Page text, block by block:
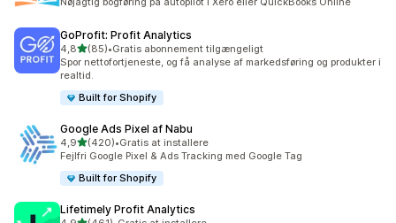
GoProfit: Profit Analytics
4,8ud af 5 stjerner
(85)
85 anmeldelser i alt
•Gratis abonnement tilgængeligt
Spor nettofortjeneste, og få analyse af markedsføring og produkter i
realtid.
Built for Shopify
Google Ads Pixel af Nabu
4,9ud af 5 stjerner
(420)
420 anmeldelser i alt
•Gratis at installere
Fejlfri Google Pixel & Ads Tracking med Google Tag
Built for Shopify
Lifetimely Profit Analytics